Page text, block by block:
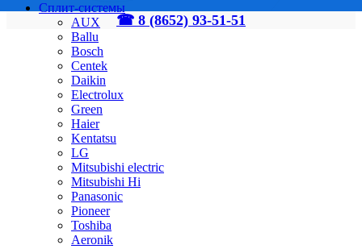
☎ 8 (8652) 93-51-51
Сплит-системы
AUX
Ballu
Bosch
Centek
Daikin
Electrolux
Green
Haier
Kentatsu
LG
Mitsubishi electric
Mitsubishi Hi
Panasonic
Pioneer
Toshiba
Аeronik